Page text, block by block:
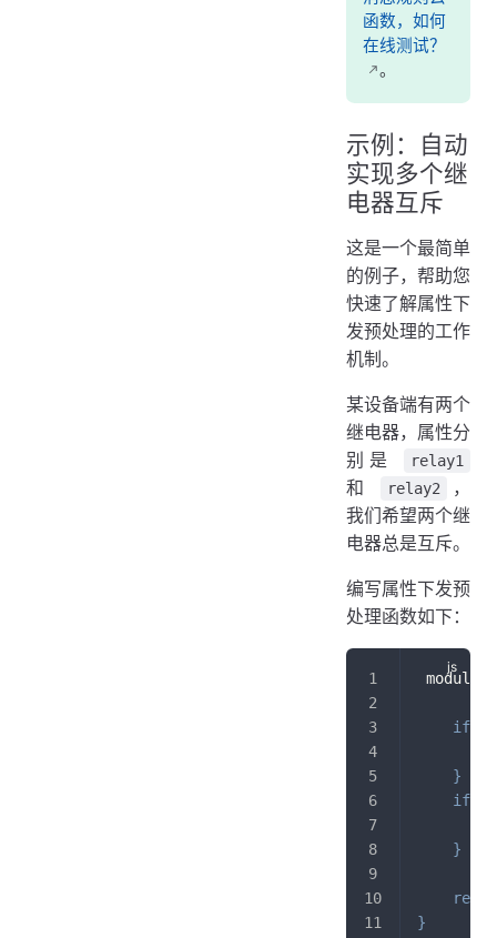
函数，如何
在线测试？
。
示例：自动
实现多个继
电器互斥
这是一个最简单
的例子，帮助您
快速了解属性下
发预处理的工作
机制。
某设备端有两个
继电器，属性分
别是
relay1
和 relay2
，
我们希望两个继
电器总是互斥。
编写属性下发预
处理函数如下：
module
if
}
if
}
}